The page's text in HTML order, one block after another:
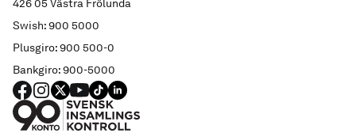
426 05 Västra Frölunda
Swish: 900 5000
Plusgiro: 900 500-0
Bankgiro: 900-5000
FACEBOOK
Instagram
X YouTube
TIKTOKLINKED IN